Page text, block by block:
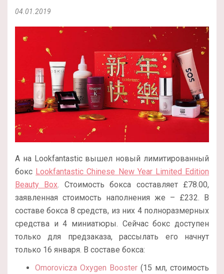
04.01.2019
А на Lookfantastic вышел новый лимитированный
бокс Lookfantastic Chinese New Year Limited Edition
Beauty Box. Стоимость бокса составляет £78.00,
заявленная стоимость наполнения же – £232. В
составе бокса 8 средств, из них 4 полноразмерных
средства и 4 миниатюры. Сейчас бокс доступен
только для предзаказа, рассылать его начнут
только 16 января. В составе бокса:
Omorovicza Oxygen Booster (15 мл, стоимость